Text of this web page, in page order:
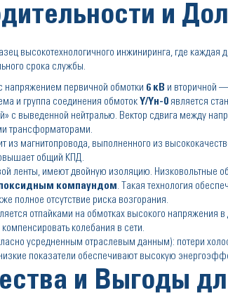
и
высокотехнологичного инжиниринга, где каждая
срока службы.
напряжением первичной обмотки 6 кВ и вторичной
и группа соединения обмоток Y/Yн-0 является
с выведенной нейтралью. Вектор сдвига между
трансформаторами.
из магнитопровода, выполненного из
общий КПД.
ленты, имеют двойную изоляцию. Низковольтные
компаундом. Такая технология
полное отсутствие риска возгорания.
отпайками на обмотках высокого напряжения в
колебания в сети.
усредненным отраслевым данным): потери
показатели обеспечивают высокую
и Выгоды